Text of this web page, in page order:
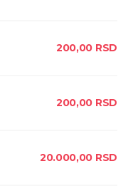
200,00 RSD
200,00 RSD
20.000,00 RSD